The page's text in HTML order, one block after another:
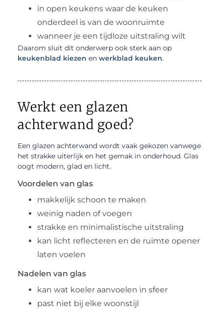
in open keukens waar de keuken
onderdeel is van de woonruimte
wanneer je een tijdloze uitstraling wilt
Daarom sluit dit onderwerp ook sterk aan op
keukenblad kiezen en werkblad keuken.
Werkt een glazen
achterwand goed?
Een glazen achterwand wordt vaak gekozen vanwege
het strakke uiterlijk en het gemak in onderhoud. Glas
oogt modern, glad en licht.
Voordelen van glas
makkelijk schoon te maken
weinig naden of voegen
strakke en minimalistische uitstraling
kan licht reflecteren en de ruimte opener
laten voelen
Nadelen van glas
kan wat koeler aanvoelen in sfeer
past niet bij elke woonstijl